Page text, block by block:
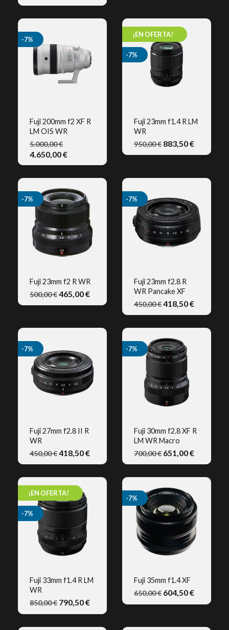
Fuji 200mm f2 XF R
LM OIS WR
5.000,00 €
4.650,00 €
-7%
Fuji 23mm f1.4 R LM
WR
950,00 € 883,50 €
¡EN OFERTA!
-7%
VISTA RÁPIDA
Fuji 23mm f2 R WR
500,00 €465,00 €
-7%
Fuji 23mm f2.8 R
WR Pancake XF
450,00 €418,50 €
-7%
Fuji 27mm f2.8 II R
WR
450,00 €418,50 €
-7%
Fuji 30mm f2.8 XF R
LM WR Macro
700,00 € 651,00 €
-7%
Fuji 33mm f1.4 R LM
WR
850,00 € 790,50 €
¡EN OFERTA!
-7%
VISTA RÁPIDA
Fuji 35mm f1.4 XF
650,00 € 604,50 €
-7%